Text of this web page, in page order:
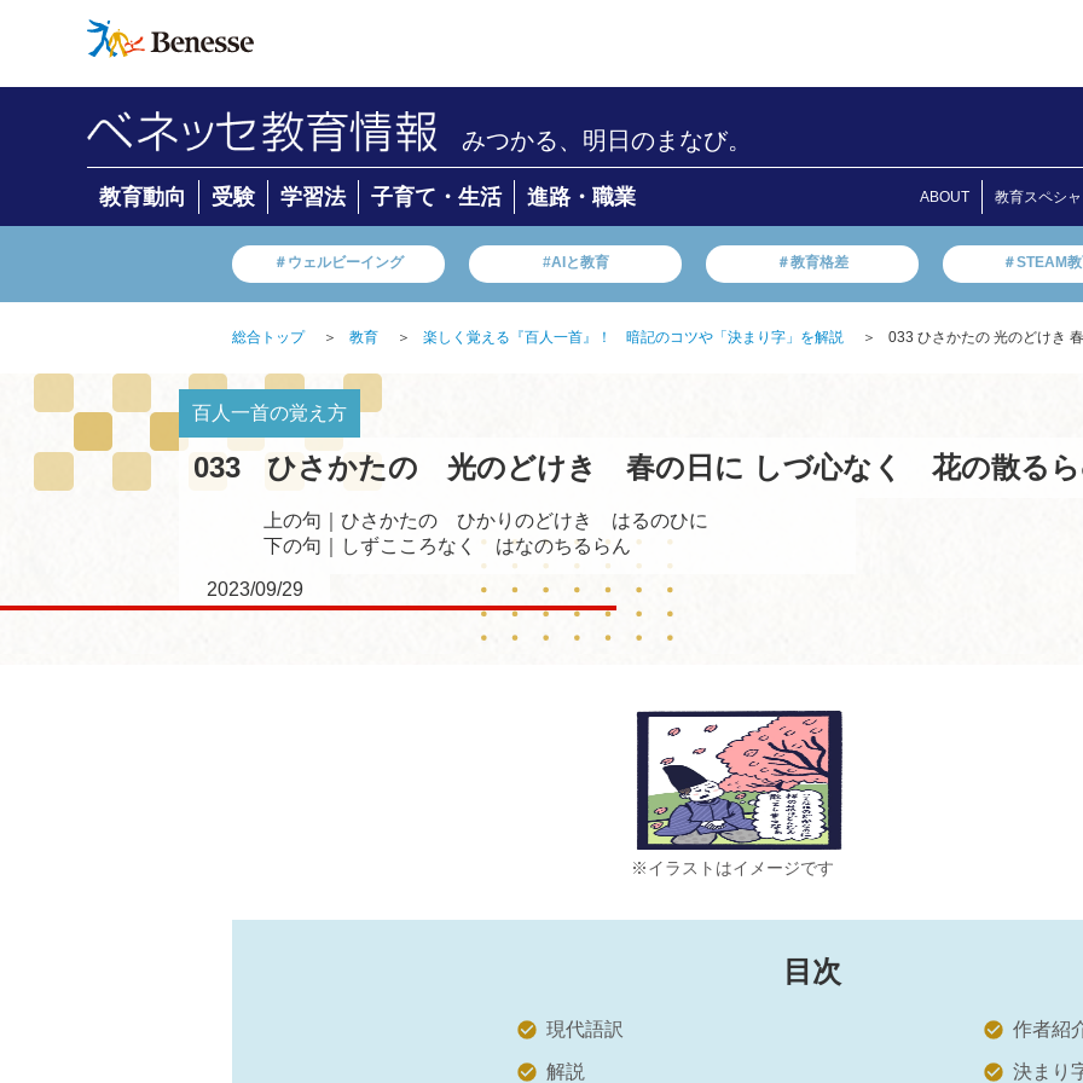
みつかる、明日のまなび。
教育動向 受験 学習法 子育て・生活 進路・職業 ABOUT 教育スペシ
＃ウェルビーイング #AIと教育 ＃教育格差 ＃STEAM
総合トップ ＞ 教育 ＞ 楽しく覚える『百人一首』！ 暗記のコツや「決まり字」を解説 ＞ 033 ひさかたの 光のどけき
百人一首の覚え方
033 ひさかたの 光のどけき 春の日に しづ心なく 花の散る
上の句｜ひさかたの ひかりのどけき はるのひに
下の句｜しずこころなく はなのちるらん
2023/09/29
※イラストはイメージです
目次
現代語訳
解説
作者紹
決まり